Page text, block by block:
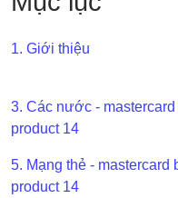
Generator
Checker
v2
BIN
CC
1. Giới thiệu
3. Các nước - mastercard
product 14
5. Mạng thẻ - mastercard
product 14